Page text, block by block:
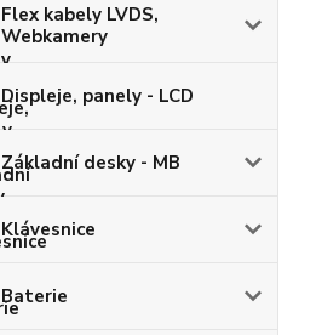
Flex kabely LVDS,
Webkamery
Displeje, panely - LCD
Základní desky - MB
Klávesnice
Baterie